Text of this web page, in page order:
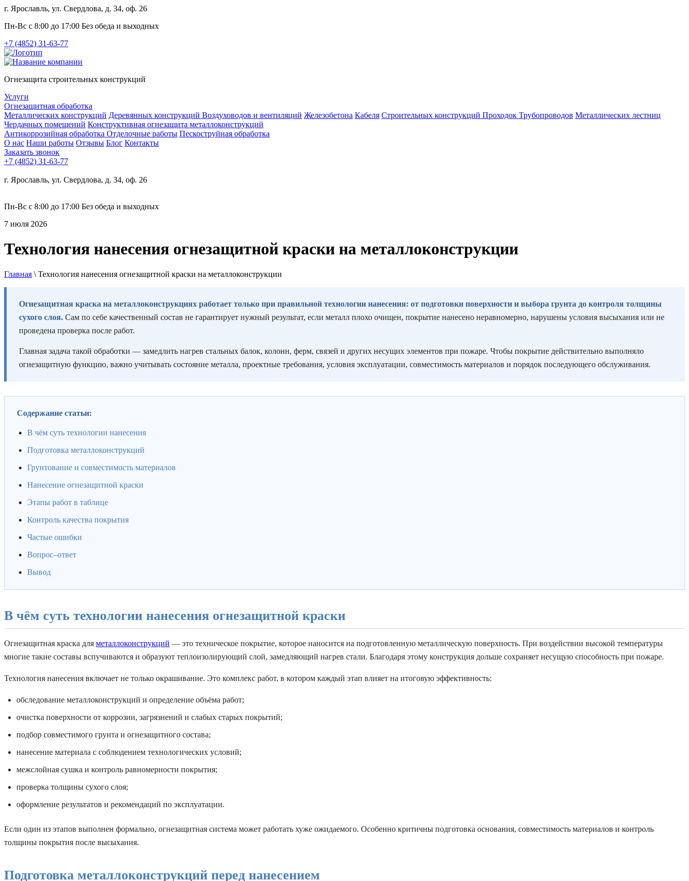
г. Ярославль, ул. Свердлова, д. 34, оф. 26
Пн-Вс с 8:00 до 17:00 Без обеда и выходных
+7 (4852) 31-63-77
Огнезащита строительных конструкций
Услуги
Огнезащитная обработка
Металлических конструкций Деревянных конструкций Воздуховодов и вентиляций Железобетона Кабеля Строительных конструкций Проходок Трубопроводов Металлических лестниц
Чердачных помещений Конструктивная огнезащита металлоконструкций
Антикоррозийная обработка Отделочные работы Пескоструйная обработка
О нас Наши работы Отзывы Блог Контакты
Заказать звонок
+7 (4852) 31-63-77
г. Ярославль, ул. Свердлова, д. 34, оф. 26
Пн-Вс с 8:00 до 17:00 Без обеда и выходных
7 июля 2026
Технология нанесения огнезащитной краски на металлоконструкции
Главная \ Технология нанесения огнезащитной краски на металлоконструкции
Огнезащитная краска на металлоконструкциях работает только при правильной технологии нанесения: от подготовки поверхности и выбора грунта до контроля толщины
сухого слоя. Сам по себе качественный состав не гарантирует нужный результат, если металл плохо очищен, покрытие нанесено неравномерно, нарушены условия высыхания или не
проведена проверка после работ.
Главная задача такой обработки — замедлить нагрев стальных балок, колонн, ферм, связей и других несущих элементов при пожаре. Чтобы покрытие действительно выполняло
огнезащитную функцию, важно учитывать состояние металла, проектные требования, условия эксплуатации, совместимость материалов и порядок последующего обслуживания.
Содержание статьи:
В чём суть технологии нанесения
Подготовка металлоконструкций
Грунтование и совместимость материалов
Нанесение огнезащитной краски
Этапы работ в таблице
Контроль качества покрытия
Частые ошибки
Вопрос–ответ
Вывод
В чём суть технологии нанесения огнезащитной краски
Огнезащитная краска для металлоконструкций — это техническое покрытие, которое наносится на подготовленную металлическую поверхность. При воздействии высокой температуры
многие такие составы вспучиваются и образуют теплоизолирующий слой, замедляющий нагрев стали. Благодаря этому конструкция дольше сохраняет несущую способность при пожаре.
Технология нанесения включает не только окрашивание. Это комплекс работ, в котором каждый этап влияет на итоговую эффективность:
обследование металлоконструкций и определение объёма работ;
очистка поверхности от коррозии, загрязнений и слабых старых покрытий;
подбор совместимого грунта и огнезащитного состава;
нанесение материала с соблюдением технологических условий;
межслойная сушка и контроль равномерности покрытия;
проверка толщины сухого слоя;
оформление результатов и рекомендаций по эксплуатации.
Если один из этапов выполнен формально, огнезащитная система может работать хуже ожидаемого. Особенно критичны подготовка основания, совместимость материалов и контроль
толщины покрытия после высыхания.
Подготовка металлоконструкций перед нанесением